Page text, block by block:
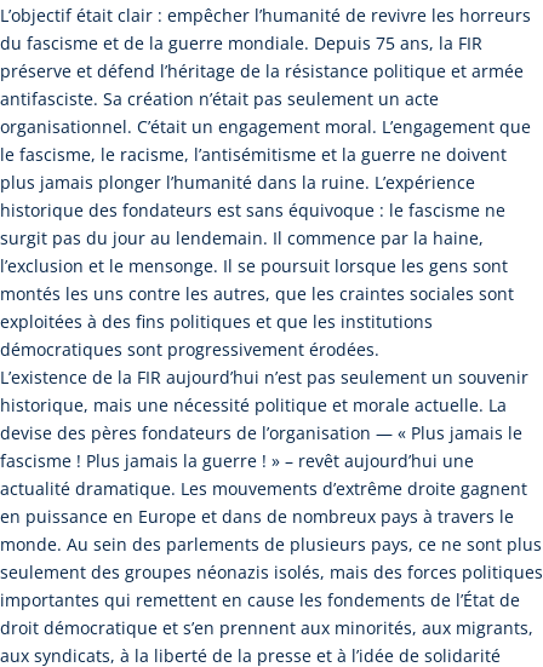
L’objectif était clair : empêcher l’humanité de revivre les horreurs
du fascisme et de la guerre mondiale. Depuis 75 ans, la FIR
préserve et défend l’héritage de la résistance politique et armée
antifasciste. Sa création n’était pas seulement un acte
organisationnel. C’était un engagement moral. L’engagement que
le fascisme, le racisme, l’antisémitisme et la guerre ne doivent
plus jamais plonger l’humanité dans la ruine. L’expérience
historique des fondateurs est sans équivoque : le fascisme ne
surgit pas du jour au lendemain. Il commence par la haine,
l’exclusion et le mensonge. Il se poursuit lorsque les gens sont
montés les uns contre les autres, que les craintes sociales sont
exploitées à des fins politiques et que les institutions
démocratiques sont progressivement érodées.
L’existence de la FIR aujourd’hui n’est pas seulement un souvenir
historique, mais une nécessité politique et morale actuelle. La
devise des pères fondateurs de l’organisation — « Plus jamais le
fascisme ! Plus jamais la guerre ! » – revêt aujourd’hui une
actualité dramatique. Les mouvements d’extrême droite gagnent
en puissance en Europe et dans de nombreux pays à travers le
monde. Au sein des parlements de plusieurs pays, ce ne sont plus
seulement des groupes néonazis isolés, mais des forces politiques
importantes qui remettent en cause les fondements de l’État de
droit démocratique et s’en prennent aux minorités, aux migrants,
aux syndicats, à la liberté de la presse et à l’idée de solidarité